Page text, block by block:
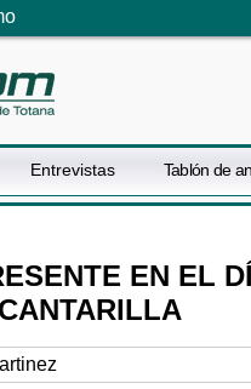
Entrevistas Tablón de
EN EL